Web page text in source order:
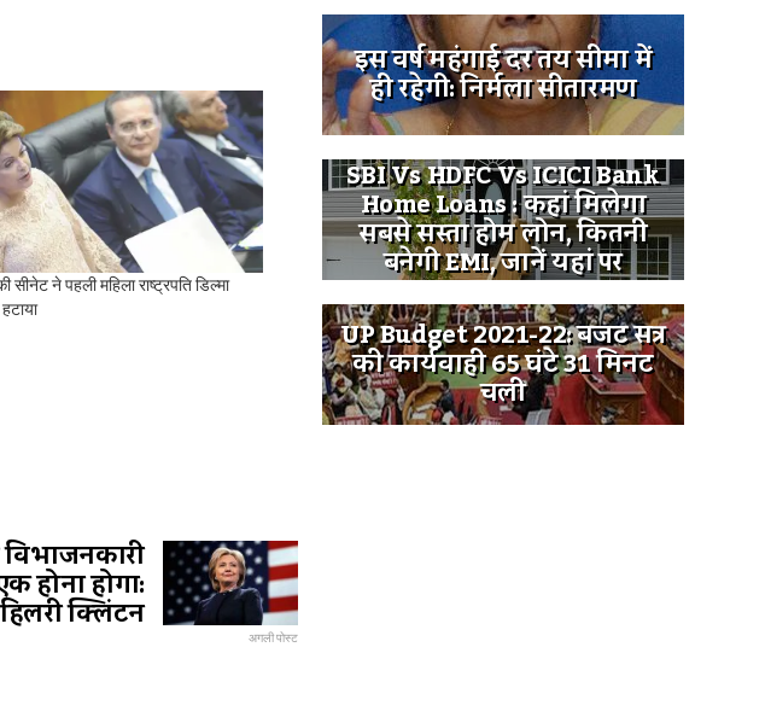
सीनेट ने पहली महिला राष्ट्रपति डिल्मा
विभाजनकारी
होना होगा:
हिलरी क्लिंटन अगली पोस्ट
इस वर्ष महंगाई दर तय सीमा में
ही रहेगी: निर्मला सीतारमण
SBI Vs HDFC Vs ICICI Bank
Home Loans : कहां मिलेगा
सबसे सस्ता होम लोन, कितनी
बनेगी EMI, जानें यहां पर
UP Budget 2021-22: बजट सत्र
की कार्यवाही 65 घंटे 31 मिनट
चली